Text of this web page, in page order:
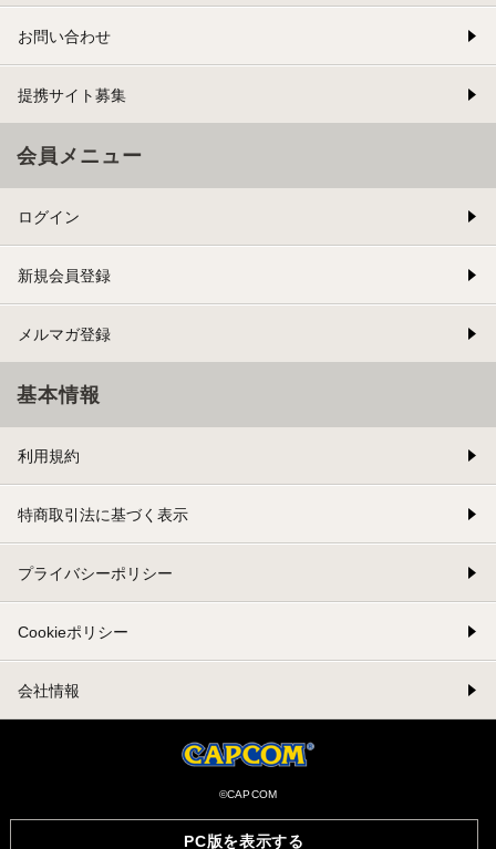
PC版を表示する
お問い合わせ
提携サイト募集
会員メニュー
ログイン
新規会員登録
メルマガ登録
基本情報
利用規約
特商取引法に基づく表示
プライバシーポリシー
Cookieポリシー
会社情報
©CAPCOM